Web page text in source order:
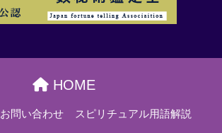
HOME
お問い合わせ スピリチュアル用語解説